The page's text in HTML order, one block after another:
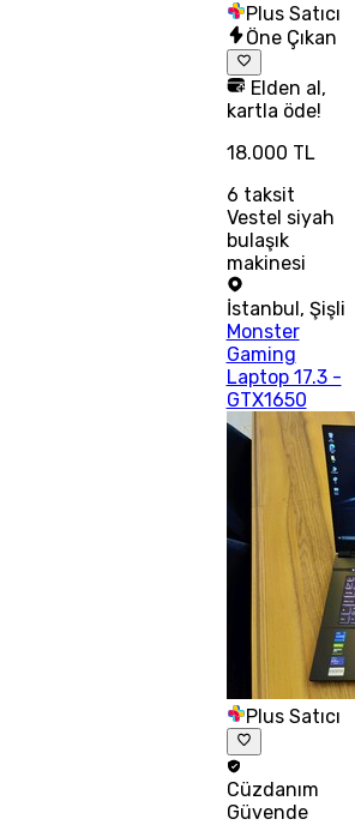
Plus Satıcı
Öne Çıkan
Elden al,
kartla öde!
18.000 TL
6 taksit
Vestel siyah
bulaşık
makinesi
İstanbul , Şişli
Monster
Gaming
Laptop 17.3 -
GTX1650
Plus Satıcı
Cüzdanım
Güvende